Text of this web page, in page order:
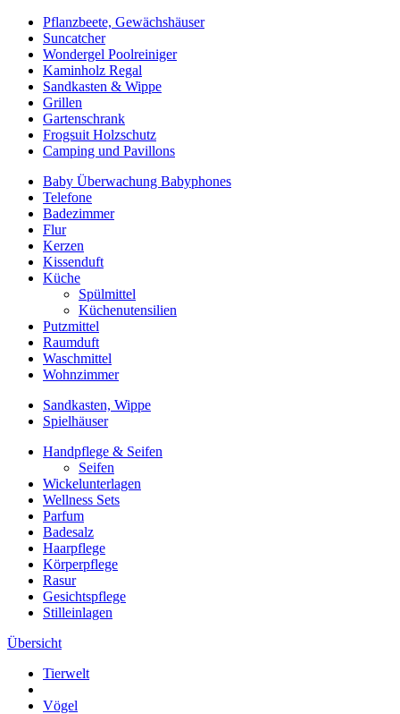
Pflanzbeete, Gewächshäuser
Suncatcher
Wondergel Poolreiniger
Kaminholz Regal
Sandkasten & Wippe
Grillen
Gartenschrank
Frogsuit Holzschutz
Camping und Pavillons
Baby Überwachung Babyphones
Telefone
Badezimmer
Flur
Kerzen
Kissenduft
Küche
Spülmittel
Küchenutensilien
Putzmittel
Raumduft
Waschmittel
Wohnzimmer
Sandkasten, Wippe
Spielhäuser
Handpflege & Seifen
Seifen
Wickelunterlagen
Wellness Sets
Parfum
Badesalz
Haarpflege
Körperpflege
Rasur
Gesichtspflege
Stilleinlagen
Übersicht
Tierwelt
Vögel